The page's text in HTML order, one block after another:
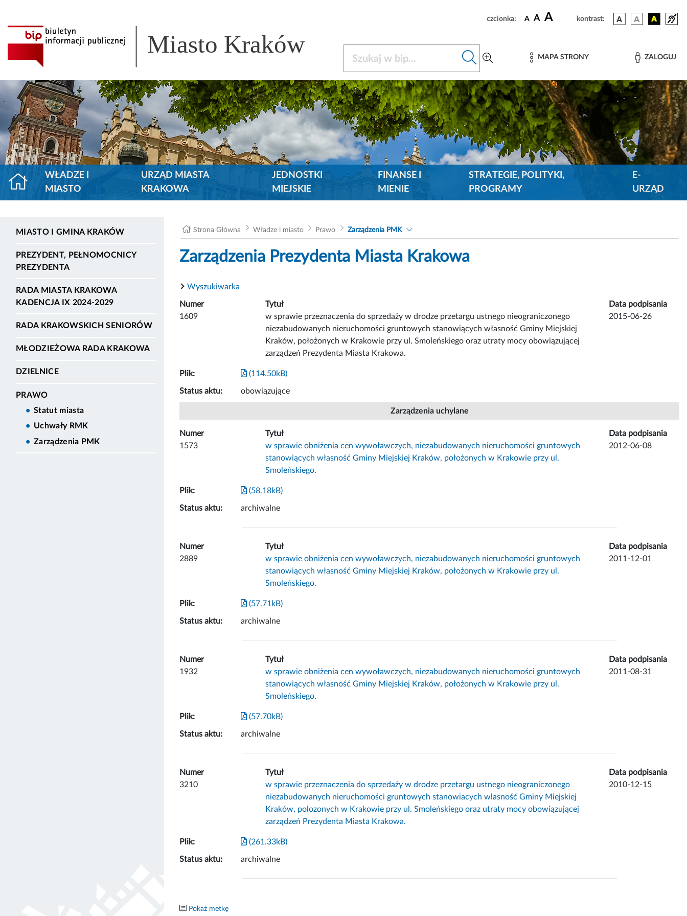
czcionka: A A A kontrast:
Miasto Kraków MAPA STRONY ZALOGUJ
WŁADZE I
MIASTO
URZĄD MIASTA
KRAKOWA
JEDNOSTKI
MIEJSKIE
FINANSE I
MIENIE
STRATEGIE, POLITYKI,
PROGRAMY
E-
URZĄD
MIASTO I GMINA KRAKÓW
PREZYDENT, PEŁNOMOCNICY
PREZYDENTA
RADA MIASTA KRAKOWA
KADENCJA IX 2024-2029
RADA KRAKOWSKICH SENIORÓW
MŁODZIEŻOWA RADA KRAKOWA
DZIELNICE
PRAWO
Statut miasta
Uchwały RMK
Zarządzenia PMK
Strona Główna Władze i miasto Prawo Zarządzenia PMK
Zarządzenia Prezydenta Miasta Krakowa
Wyszukiwarka
Numer Tytuł
Data podpisania
1609
w sprawie przeznaczenia do sprzedaży w drodze przetargu ustnego nieograniczonego
niezabudowanych nieruchomości gruntowych stanowiących własność Gminy Miejskiej
Kraków, położonych w Krakowie przy ul. Smoleńskiego oraz utraty mocy obowiązującej
zarządzeń Prezydenta Miasta Krakowa.
2015-06-26
Plik: (114.50kB)
Status aktu: obowiązujące
Zarządzenia uchylane
Numer Tytuł
Data podpisania
1573
w sprawie obniżenia cen wywoławczych, niezabudowanych nieruchomości gruntowych
stanowiących własność Gminy Miejskiej Kraków, położonych w Krakowie przy ul.
Smoleńskiego.
2012-06-08
Plik: (58.18kB)
Status aktu: archiwalne
Numer Tytuł
Data podpisania
2889
w sprawie obniżenia cen wywoławczych, niezabudowanych nieruchomości gruntowych
stanowiących własność Gminy Miejskiej Kraków, położonych w Krakowie przy ul.
Smoleńskiego.
2011-12-01
Plik: (57.71kB)
Status aktu: archiwalne
Numer Tytuł
Data podpisania
1932
w sprawie obniżenia cen wywoławczych, niezabudowanych nieruchomości gruntowych
stanowiących własność Gminy Miejskiej Kraków, położonych w Krakowie przy ul.
Smoleńskiego.
2011-08-31
Plik: (57.70kB)
Status aktu: archiwalne
Numer Tytuł
Data podpisania
3210
w sprawie przeznaczenia do sprzedaży w drodze przetargu ustnego nieograniczonego
niezabudowanych nieruchomości gruntowych stanowiacych wlasność Gminy Miejskiej
Kraków, polozonych w Krakowie przy ul. Smoleńskiego oraz utraty mocy obowiązującej
zarządzeń Prezydenta Miasta Krakowa.
2010-12-15
Plik: (261.33kB)
Status aktu: archiwalne
Pokaż metkę